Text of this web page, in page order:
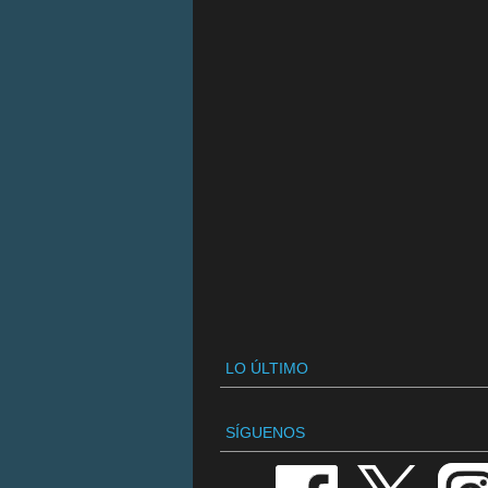
LO ÚLTIMO
SÍGUENOS